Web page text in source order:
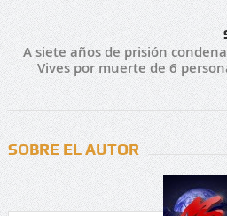
A siete años de prisión
Vives por muerte de 6
SOBRE EL AUTOR